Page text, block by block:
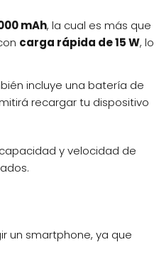
mAh, la cual es más que
carga rápida de 15 W, lo
incluye una batería de
recargar tu dispositivo
y velocidad de
un smartphone, ya que